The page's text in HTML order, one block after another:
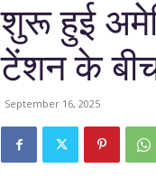
शुरू हुई
टेंशन के
September 16, 2025